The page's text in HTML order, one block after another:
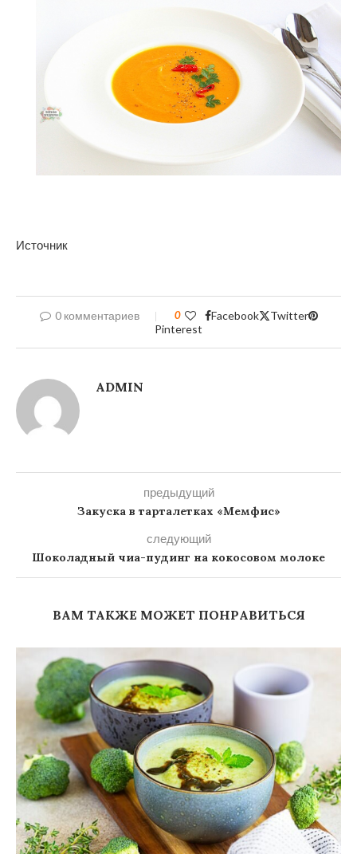
Источник
0 комментариев 0 Facebook
Twitter
Pinterest
ADMIN
предыдущий
Закуска в тарталетках «Мемфис»
следующий
Шоколадный чиа-пудинг на кокосовом молоке
ВАМ ТАКЖЕ МОЖЕТ ПОНРАВИТЬСЯ